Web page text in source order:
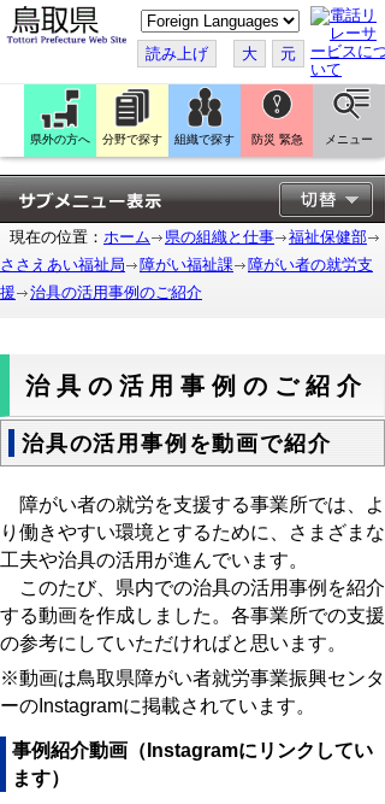
こ
の
ペ
ー
ジ
翻
訳
す
る
読み上げ 大 元
県外の方へ 分野で探す 組織で探す 防災 緊急 メニュー
現在の位置： ホーム 県の組織と仕事
福祉保健部
ささえあい福祉局
障がい福祉課
障がい者の就労支
援
治具の活用事例のご紹介
治具の活用事例のご紹介
治具の活用事例を動画で紹介
障がい者の就労を支援する事業所では、よ
り働きやすい環境とするために、さまざまな
工夫や治具の活用が進んでいます。
このたび、県内での治具の活用事例を紹介
する動画を作成しました。各事業所での支援
の参考にしていただければと思います。
※動画は鳥取県障がい者就労事業振興センタ
ーのInstagramに掲載されています。
事例紹介動画（Instagramにリンクしてい
ます）